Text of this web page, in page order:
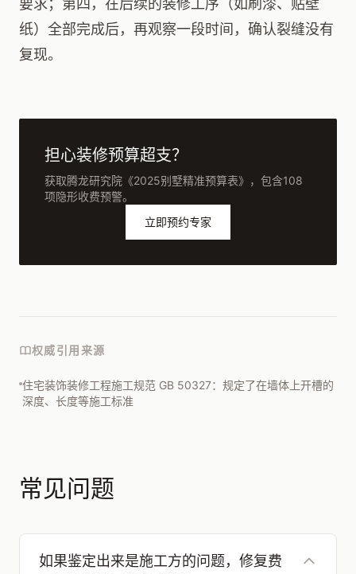
要求；第四，在后续的装修工序（如刷漆、贴壁
纸）全部完成后，再观察一段时间，确认裂缝没有
复现。
担心装修预算超支？
获取腾龙研究院《2025别墅精准预算表》，包含108
项隐形收费预警。
立即预约专家
权威引用来源
住宅装饰装修工程施工规范 GB 50327：规定了在墙体上开槽的
深度、长度等施工标准
常见问题
如果鉴定出来是施工方的问题，修复费